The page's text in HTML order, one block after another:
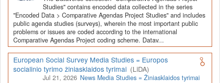
šia talpykla, surasti ir parsisiųsti duomenis, siūlome
susipažinti suLiDA Dataverse talpyklos naudotojo vadovu.
Depozitoriai, kurie norėtų deponuoti savo duomenis į LiDA
Dataverse talpyklą, turėtų susipažinti su informacija
puslapyje.
Studies" contains encoded data collected in the series
"Encoded Data > Comparative Agendas Project Studies" and includes
public agenda studies (surveys), wherein the most important public
problems or issues are coded according to the international
Comparative Agendas Project coding scheme. Datav...
European Social Survey Media Studies = Europos
socialinio tyrimo žiniasklaidos tyrimai (LiDA)
Jul 21, 2026 News Media Studies = Žiniasklaidos tyrimai